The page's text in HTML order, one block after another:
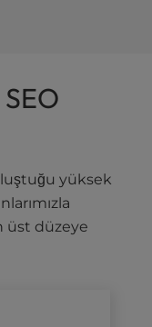
yüksek
üst düzeye